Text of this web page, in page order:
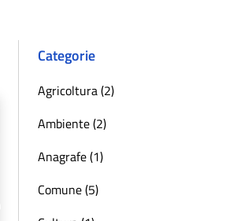
Categorie
Agricoltura (2)
Ambiente (2)
Anagrafe (1)
Comune (5)